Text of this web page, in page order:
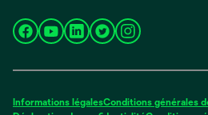
s’ouvre
nouvel
s’ouvre
nouvel
s’ouvre
nouvel
s’ouvre
nouvel
s’ouvre
nouvel
Informations légalesConditions générales